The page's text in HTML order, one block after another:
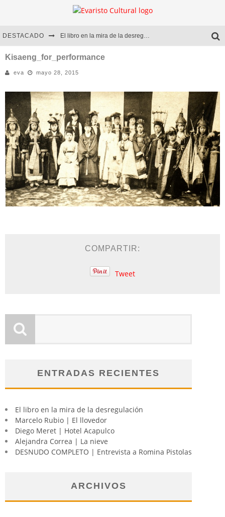
DESTACADO El libro en la mira de la desregulación
Marcelo Rubio | El llovedor
Diego Meret | Hotel Acapulco
Alejandra Correa | La nieve
Kisaeng_for_performance
eva mayo 28, 2015
COMPARTIR:
Tweet
ENTRADAS RECIENTES
El libro en la mira de la desregulación
Marcelo Rubio | El llovedor
Diego Meret | Hotel Acapulco
Alejandra Correa | La nieve
DESNUDO COMPLETO | Entrevista a Romina Pistolas
ARCHIVOS